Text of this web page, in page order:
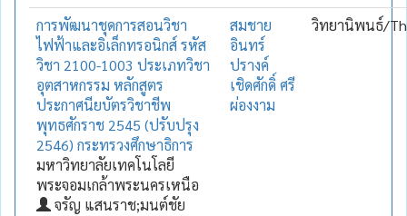
การพัฒนาชุดการสอนวิชา
ไฟฟ้าและอิเล็กทรอนิกส์ รหัส
วิชา 2100-1003 ประเภทวิชา
อุตสาหกรรม หลักสูตร
ประกาศนียบัตรวิชาชีพ
พุทธศักราช 2545 (ปรับปรุง
2546) กระทรวงศึกษาธิการ
มหาวิทยาลัยเทคโนโลยี
พระจอมเกล้าพระนครเหนือ
จรัญ แสนราช;มนต์ชัย
สมชาย
อินทร์
ปรางค์
เชิดศักดิ์ ศรี
ผ่องงาม
วิทยานิพนธ์/